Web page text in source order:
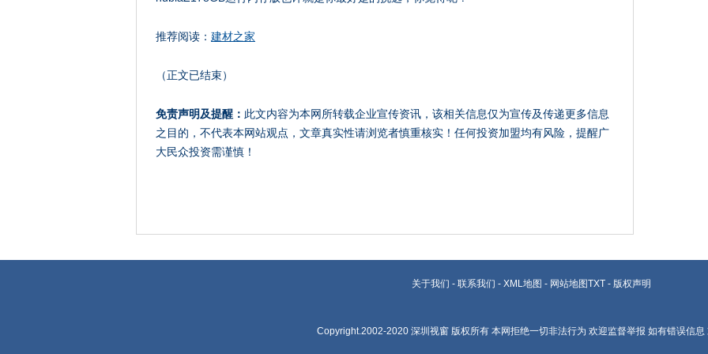
推荐阅读： 建材之家
（正文已结束）
免责声明及提醒： 此文内容为本网所转载企业宣传资讯，该相关信息仅为宣传及传递更多信息
之目的，不代表本网站观点，文章真实性请浏览者慎重核实！任何投资加盟均有风险，提醒广
大民众投资需谨慎！
关于我们 - 联系我们 - XML地图 - 网站地图TXT- 版权声明
Copyright.2002-2020 深圳视窗 版权所有 本网拒绝一切非法行为 欢迎监督举报 如有错误信息